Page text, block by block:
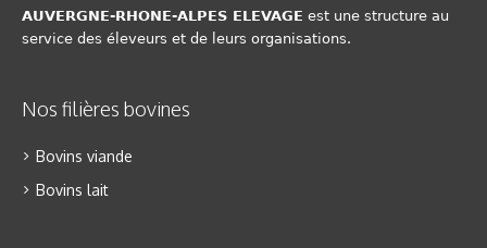
AUVERGNE-RHONE-ALPES ELEVAGE est une structure au
service des éleveurs et de leurs organisations.
Nos filières bovines
Bovins viande
Bovins lait